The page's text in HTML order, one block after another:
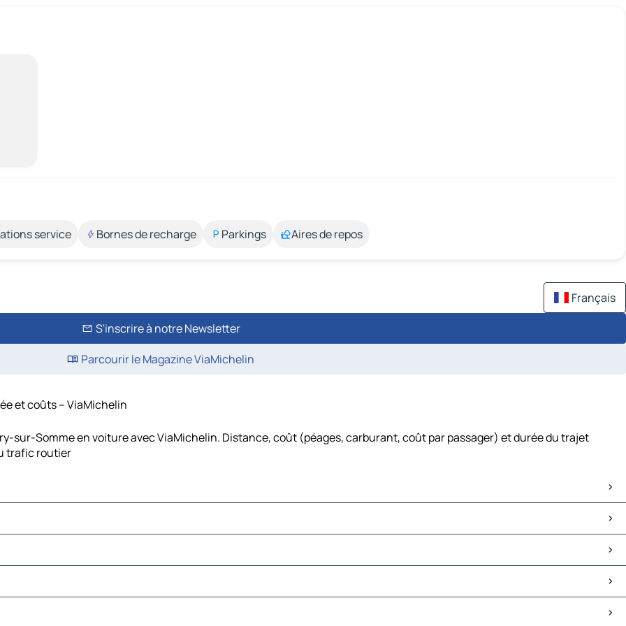
service Bornes de recharge Parkings Aires de repos
Français
S'inscrire à notre Newsletter
Parcourir le Magazine ViaMichelin
et coûts – ViaMichelin
sur-Somme en voiture avec ViaMichelin. Distance, coût (péages, carburant, coût par passager) et durée du trajet
trafic routier